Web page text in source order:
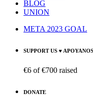
BLOG
UNION
META 2023 GOAL
SUPPORT US ♥ APOYANOS
€6 of€700 raised
DONATE